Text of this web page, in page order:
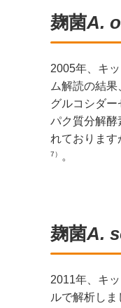
麹菌A.
2005年、キ
ム解読の結果
グルコシダ
パク質分解酵
れております
7） 。
麹菌A.
2011年、キ
ルで解析しま